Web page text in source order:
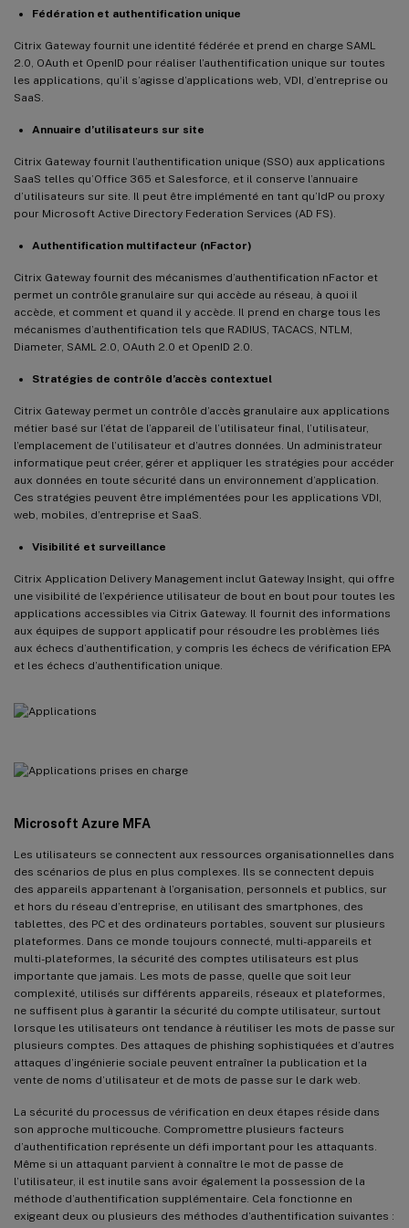
Fédération et authentification unique
Citrix Gateway fournit une identité fédérée et prend en charge SAML
2.0, OAuth et OpenID pour réaliser l’authentification unique sur toutes
les applications, qu’il s’agisse d’applications web, VDI, d’entreprise ou
SaaS.
Annuaire d’utilisateurs sur site
Citrix Gateway fournit l’authentification unique (SSO) aux applications
SaaS telles qu’Office 365 et Salesforce, et il conserve l’annuaire
d’utilisateurs sur site. Il peut être implémenté en tant qu’IdP ou proxy
pour Microsoft Active Directory Federation Services (AD FS).
Authentification multifacteur (nFactor)
Citrix Gateway fournit des mécanismes d’authentification nFactor et
permet un contrôle granulaire sur qui accède au réseau, à quoi il
accède, et comment et quand il y accède. Il prend en charge tous les
mécanismes d’authentification tels que RADIUS, TACACS, NTLM,
Diameter, SAML 2.0, OAuth 2.0 et OpenID 2.0.
Stratégies de contrôle d’accès contextuel
Citrix Gateway permet un contrôle d’accès granulaire aux applications
métier basé sur l’état de l’appareil de l’utilisateur final, l’utilisateur,
l’emplacement de l’utilisateur et d’autres données. Un administrateur
informatique peut créer, gérer et appliquer les stratégies pour accéder
aux données en toute sécurité dans un environnement d’application.
Ces stratégies peuvent être implémentées pour les applications VDI,
web, mobiles, d’entreprise et SaaS.
Visibilité et surveillance
Citrix Application Delivery Management inclut Gateway Insight, qui offre
une visibilité de l’expérience utilisateur de bout en bout pour toutes les
applications accessibles via Citrix Gateway. Il fournit des informations
aux équipes de support applicatif pour résoudre les problèmes liés
aux échecs d’authentification, y compris les échecs de vérification EPA
et les échecs d’authentification unique.
Microsoft Azure MFA
Les utilisateurs se connectent aux ressources organisationnelles dans
des scénarios de plus en plus complexes. Ils se connectent depuis
des appareils appartenant à l’organisation, personnels et publics, sur
et hors du réseau d’entreprise, en utilisant des smartphones, des
tablettes, des PC et des ordinateurs portables, souvent sur plusieurs
plateformes. Dans ce monde toujours connecté, multi-appareils et
multi-plateformes, la sécurité des comptes utilisateurs est plus
importante que jamais. Les mots de passe, quelle que soit leur
complexité, utilisés sur différents appareils, réseaux et plateformes,
ne suffisent plus à garantir la sécurité du compte utilisateur, surtout
lorsque les utilisateurs ont tendance à réutiliser les mots de passe sur
plusieurs comptes. Des attaques de phishing sophistiquées et d’autres
attaques d’ingénierie sociale peuvent entraîner la publication et la
vente de noms d’utilisateur et de mots de passe sur le dark web.
La sécurité du processus de vérification en deux étapes réside dans
son approche multicouche. Compromettre plusieurs facteurs
d’authentification représente un défi important pour les attaquants.
Même si un attaquant parvient à connaître le mot de passe de
l’utilisateur, il est inutile sans avoir également la possession de la
méthode d’authentification supplémentaire. Cela fonctionne en
exigeant deux ou plusieurs des méthodes d’authentification suivantes :